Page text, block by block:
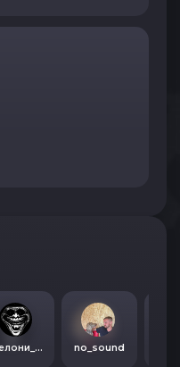
Мелони_Official no_sound